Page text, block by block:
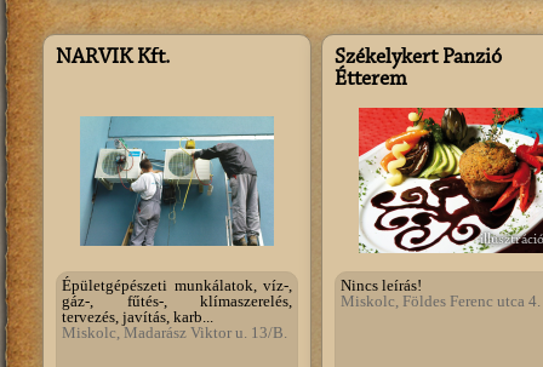
NARVIK Kft.
Épületgépészeti munkálatok, víz-,
gáz-, fűtés-, klímaszerelés,
tervezés, javítás, karb...
Miskolc, Madarász Viktor u. 13/B.
Székelykert Panzió
Étterem
illusztráció
Nincs leírás!
Miskolc, Földes Ferenc utca 4.